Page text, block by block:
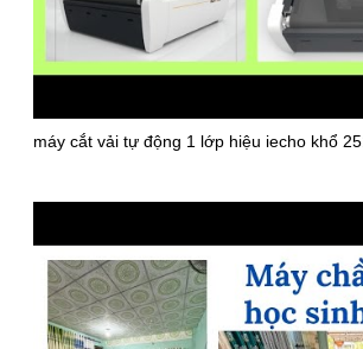
máy cắt vải tự động 1 lớp hiệu iecho khổ